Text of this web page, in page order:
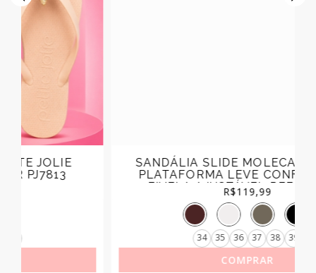
SANDÁLIA SLIDE MOLECA FEMININA
PLATAFORMA LEVE CONFORTÁVEL
FIVELA AJUSTÁVEL REF.5577.100
39